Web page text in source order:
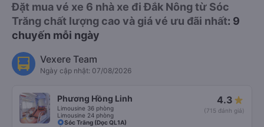
Đặt mua vé xe 6 nhà xe đi Đắk Nông từ Sóc
Trăng chất lượng cao và giá vé ưu đãi nhất: 9
chuyến mỗi ngày
Vexere Team
Ngày cập nhật: 07/08/2026
Phương Hồng Linh
Limousine 36 phòng
Limousine 24 phòng
4.3
(715 đánh giá)
Sóc Trăng (Dọc QL1A)